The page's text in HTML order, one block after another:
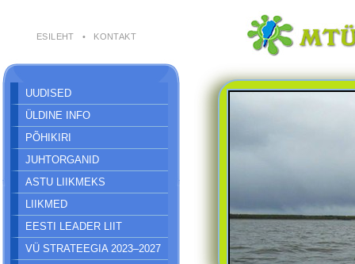
ESILEHT • KONTAKT
UUDISED
ÜLDINE INFO
PÕHIKIRI
JUHTORGANID
ASTU LIIKMEKS
LIIKMED
EESTI LEADER LIIT
VÜ STRATEEGIA 2023–2027